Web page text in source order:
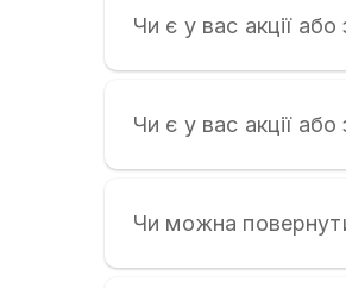
Чи є у вас акції
Чи є у вас акції
Чи можна